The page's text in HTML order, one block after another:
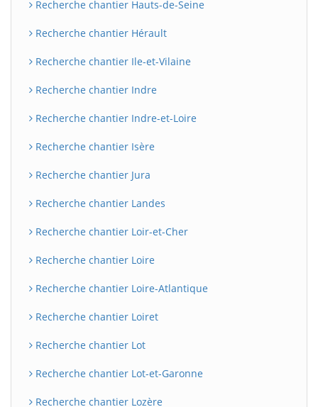
Recherche chantier Hauts-de-Seine
Recherche chantier Hérault
Recherche chantier Ile-et-Vilaine
Recherche chantier Indre
Recherche chantier Indre-et-Loire
Recherche chantier Isère
Recherche chantier Jura
Recherche chantier Landes
Recherche chantier Loir-et-Cher
Recherche chantier Loire
Recherche chantier Loire-Atlantique
Recherche chantier Loiret
Recherche chantier Lot
Recherche chantier Lot-et-Garonne
Recherche chantier Lozère
B BatiWebPro
B
BatiWebPro